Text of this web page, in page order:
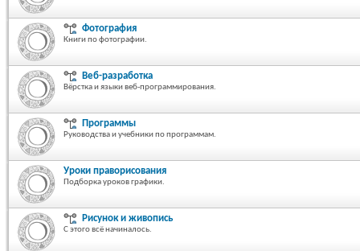
Фотография
Книги по фотографии.
Веб-разработка
Вёрстка и языки веб-программирования.
Программы
Руководства и учебники по программам.
Уроки праворисования
Подборка уроков графики.
Рисунок и живопись
С этого всё начиналось.